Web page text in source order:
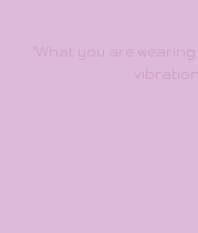
"What you are